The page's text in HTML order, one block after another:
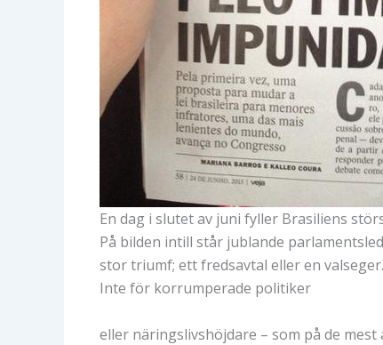
En dag i slutet av juni fyller Brasiliens
På bilden intill står jublande
stor triumf; ett fredsavtal eller en
Inte för korrumperade politiker
eller näringslivshöjdare – som på de